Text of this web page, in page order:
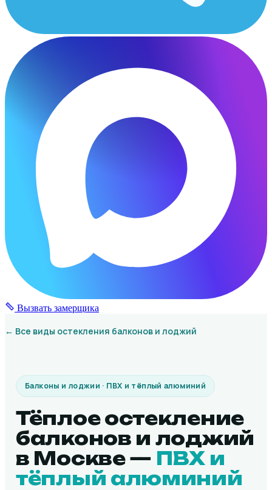
Вызвать замерщика
← Все виды остекления балконов и лоджий
Балконы и лоджии · ПВХ и тёплый алюминий
Тёплое остекление
балконов и лоджий
в Москве — ПВХ и
тёплый алюминий